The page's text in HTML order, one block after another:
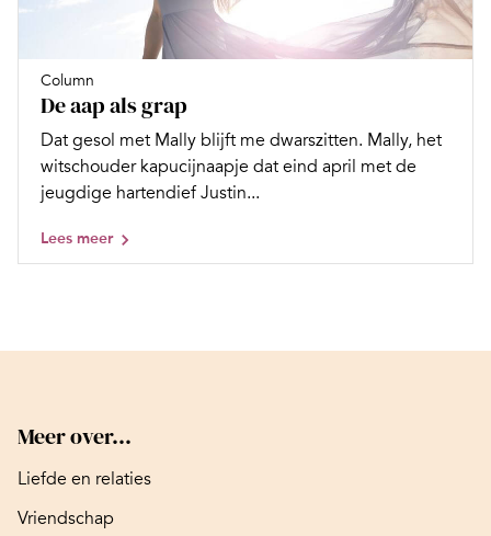
Column
De aap als grap
Dat gesol met Mally blijft me dwarszitten. Mally, het
witschouder ­kapucijnaapje dat eind april met de
jeugdige hartendief Justin...
Lees meer
Meer over...
Liefde en relaties
Vriendschap